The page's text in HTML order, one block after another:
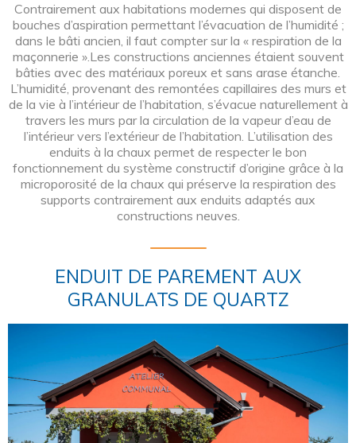
Contrairement aux habitations modernes qui disposent de
bouches d’aspiration permettant l’évacuation de l’humidité ;
dans le bâti ancien, il faut compter sur la « respiration de la
maçonnerie ».Les constructions anciennes étaient souvent
bâties avec des matériaux poreux et sans arase étanche.
L’humidité, provenant des remontées capillaires des murs et
de la vie à l’intérieur de l’habitation, s’évacue naturellement à
travers les murs par la circulation de la vapeur d’eau de
l’intérieur vers l’extérieur de l’habitation. L’utilisation des
enduits à la chaux permet de respecter le bon
fonctionnement du système constructif d’origine grâce à la
microporosité de la chaux qui préserve la respiration des
supports contrairement aux enduits adaptés aux
constructions neuves.
ENDUIT DE PAREMENT AUX
GRANULATS DE QUARTZ